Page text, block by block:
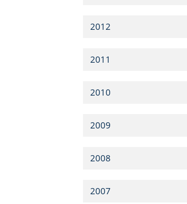
2012
2011
2010
2009
2008
2007